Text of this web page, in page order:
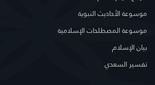
موسوعة الأحاديث النبوية
موسوعة المصطلحات الإسلامية
بيان الإسلام
تفسير السعدي